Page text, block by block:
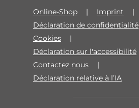
Online-Shop
Imprint
Déclaration de confidentialité
Cookies
Déclaration sur l'accessibilité
Contactez nous
Déclaration relative à l’IA